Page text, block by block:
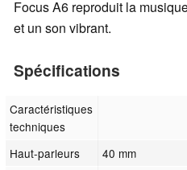
Focus A6 reproduit la
et un son vibrant.
Spécifications
Caractéristiques
techniques
Haut-parleurs
40 mm